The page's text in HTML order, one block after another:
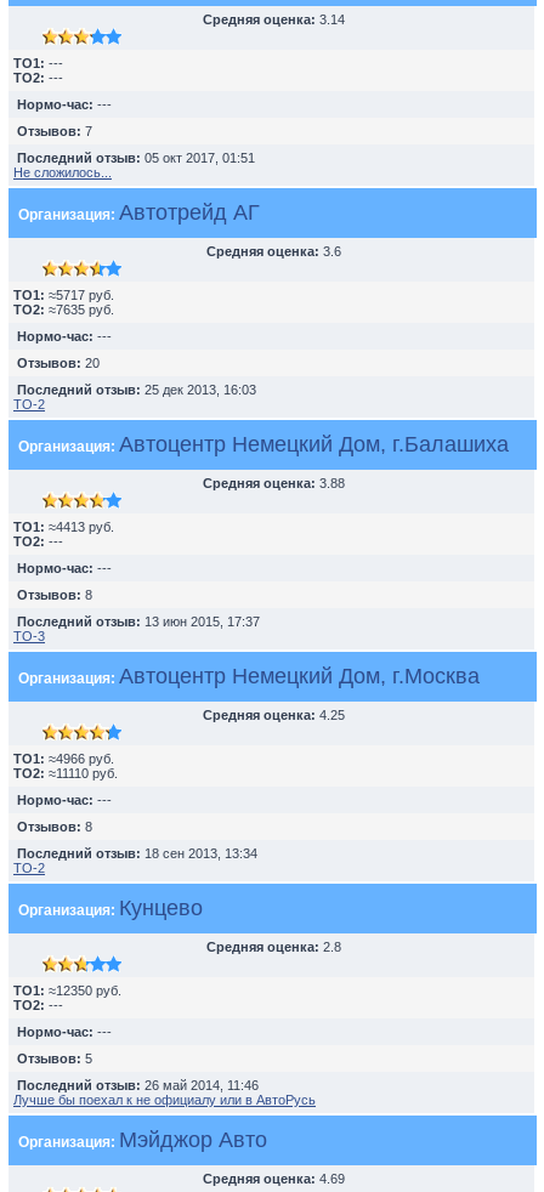
Средняя оценка: 3.14
TO1: ---
TO2: ---
Нормо-час: ---
Отзывов: 7
Последний отзыв: 05 окт 2017, 01:51
Не сложилось...
Организация: Автотрейд АГ
Средняя оценка: 3.6
TO1: ≈5717 руб.
TO2: ≈7635 руб.
Нормо-час: ---
Отзывов: 20
Последний отзыв: 25 дек 2013, 16:03
ТО-2
Организация: Автоцентр Немецкий Дом, г.Балашиха
Средняя оценка: 3.88
TO1: ≈4413 руб.
TO2: ---
Нормо-час: ---
Отзывов: 8
Последний отзыв: 13 июн 2015, 17:37
ТО-3
Организация: Автоцентр Немецкий Дом, г.Москва
Средняя оценка: 4.25
TO1: ≈4966 руб.
TO2: ≈11110 руб.
Нормо-час: ---
Отзывов: 8
Последний отзыв: 18 сен 2013, 13:34
TO-2
Организация: Кунцево
Средняя оценка: 2.8
TO1: ≈12350 руб.
TO2: ---
Нормо-час: ---
Отзывов: 5
Последний отзыв: 26 май 2014, 11:46
Лучше бы поехал к не официалу или в АвтоРусь
Организация: Мэйджор Авто
Средняя оценка: 4.69